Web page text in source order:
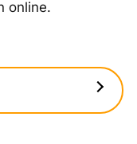
online.